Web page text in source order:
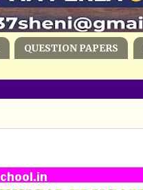
QUESTION PAPERS